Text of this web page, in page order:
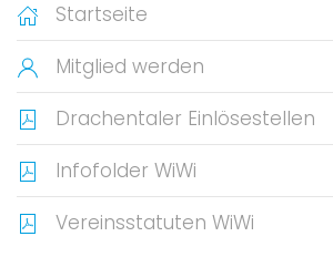
Startseite
Mitglied werden
Drachentaler Einlösestellen
Infofolder WiWi
Vereinsstatuten WiWi